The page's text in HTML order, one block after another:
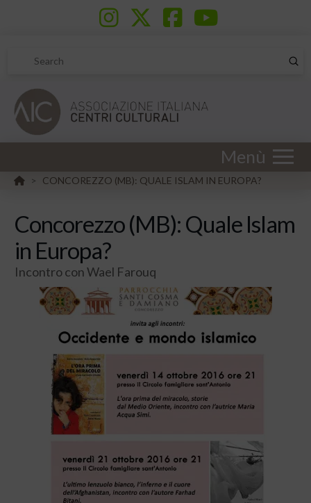
Search
Menù
HOME
> CONCOREZZO (MB): QUALE ISLAM IN EUROPA?
Concorezzo (MB): Quale Islam
in Europa?
Incontro con Wael Farouq